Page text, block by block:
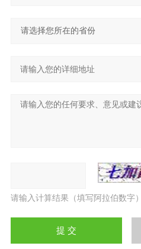
请输入计算结果（填写阿拉伯数字